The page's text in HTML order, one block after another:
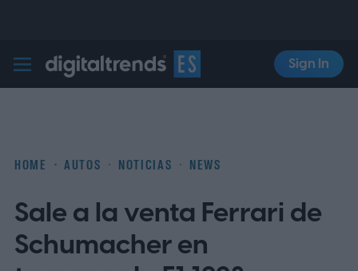
Digital Trends Español
Sign In
HOME AUTOS NOTICIAS NEWS
Sale a la venta Ferrari de
Schumacher en